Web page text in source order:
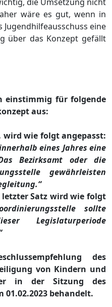
wäre es gut, wenn in
eine
über das Konzept gefällt
einstimmig für folgende
aus:
wird wie folgt angepasst:
eines Jahres eine
Bezirksamt oder die
gewährleisten
letzter Satz wird wie folgt
sollte
Legislaturperiode
des
von Kindern und
in der Sitzung des
01.02.2023 behandelt.